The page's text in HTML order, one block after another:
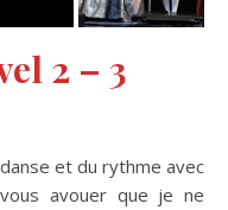
2 – 3
et du rythme avec
avouer que je ne